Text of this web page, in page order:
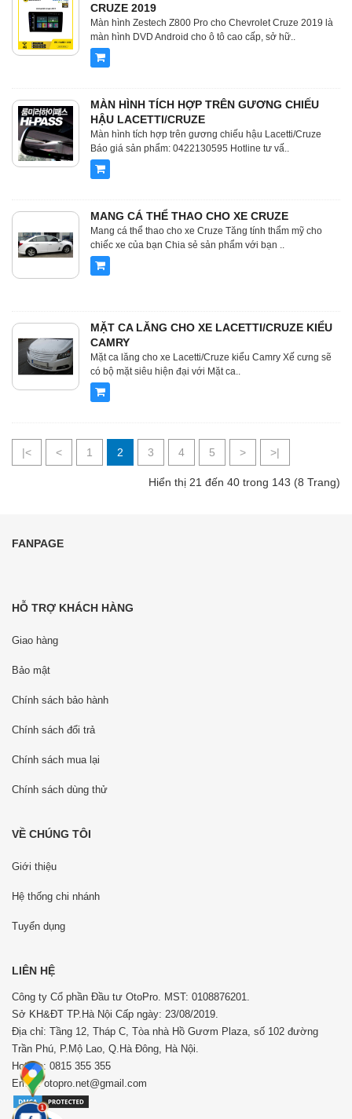
CRUZE 2019
Màn hình Zestech Z800 Pro cho Chevrolet Cruze 2019 là
màn hình DVD Android cho ô tô cao cấp, sở hữ..
MÀN HÌNH TÍCH HỢP TRÊN GƯƠNG CHIẾU
HẬU LACETTI/CRUZE
Màn hình tích hợp trên gương chiếu hậu Lacetti/Cruze
Báo giá sản phẩm: 0422130595 Hotline tư vấ..
MANG CÁ THỂ THAO CHO XE CRUZE
Mang cá thể thao cho xe Cruze Tăng tính thẩm mỹ cho
chiếc xe của bạn Chia sẻ sản phẩm với bạn ..
MẶT CA LĂNG CHO XE LACETTI/CRUZE KIỂU
CAMRY
Mặt ca lăng cho xe Lacetti/Cruze kiểu Camry Xế cưng sẽ
có bộ mặt siêu hiện đại với Mặt ca..
|< < 1 2 3 4 5 > >|
Hiển thị 21 đến 40 trong 143 (8 Trang)
FANPAGE
HỖ TRỢ KHÁCH HÀNG
Giao hàng
Bảo mật
Chính sách bảo hành
Chính sách đổi trả
Chính sách mua lại
Chính sách dùng thử
VỀ CHÚNG TÔI
Giới thiệu
Hệ thống chi nhánh
Tuyển dụng
LIÊN HỆ
Công ty Cổ phần Đầu tư OtoPro. MST: 0108876201.
Sở KH&ĐT TP.Hà Nội Cấp ngày: 23/08/2019.
Địa chỉ: Tầng 12, Tháp C, Tòa nhà Hồ Gươm Plaza, số 102 đường
Trần Phú, P.Mộ Lao, Q.Hà Đông, Hà Nội.
Hotline: 0815 355 355
Email: otopro.net@gmail.com